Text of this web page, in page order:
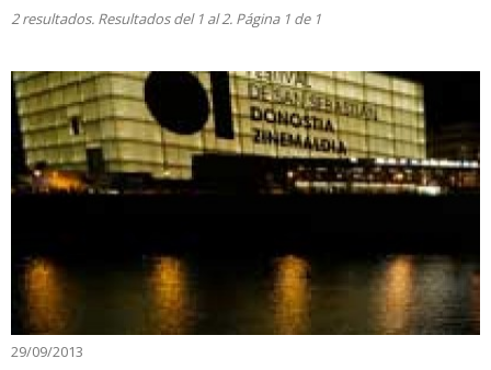
2 resultados. Resultados del 1 al 2. Página 1 de 1
29/09/2013